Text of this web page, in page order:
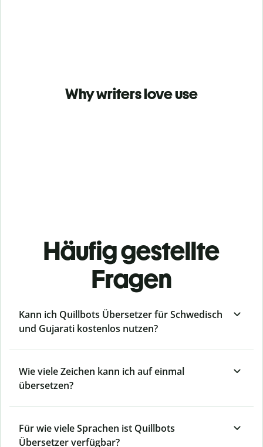
Why writers love use
Häufig gestellte
Fragen
Kann ich Quillbots Übersetzer für Schwedisch
und Gujarati kostenlos nutzen?
Wie viele Zeichen kann ich auf einmal
übersetzen?
Für wie viele Sprachen ist Quillbots
Übersetzer verfügbar?